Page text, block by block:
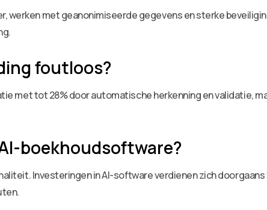
werken met geanonimiseerde gegevens en sterke
foutloos?
met tot 28% door automatische herkenning en validatie,
boekhoudsoftware?
Investeringen in AI-software verdienen zich